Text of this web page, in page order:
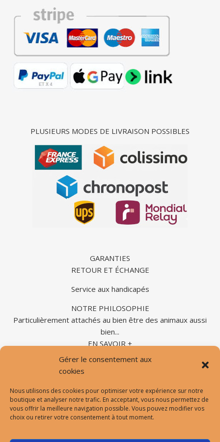
Gérer le consentement aux
cookies
Nous utilisons des cookies pour optimiser votre expérience sur notre
boutique et analyser notre trafic. En acceptant, vous nous permettez de
vous offrir la meilleure navigation possible. Vous pouvez modifier vos
choix ou retirer votre consentement à tout moment.
PLUSIEURS MODES DE LIVRAISON POSSIBLES
GARANTIES
RETOUR ET ÉCHANGE
Service aux handicapés
NOTRE PHILOSOPHIE
Particulièrement attachés au bien être des animaux aussi
bien...
EN SAVOIR +
Formulaire de contact | Prendre un RDV vision avec nous |
Mentions légales |
Conditions générales de vente et d’utilisation |